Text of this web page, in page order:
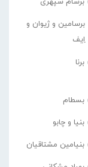
برسامین و ژیوان و
اِیف
برنا
بسطام
بنیا و چابو
بنیامین مشتاقیان